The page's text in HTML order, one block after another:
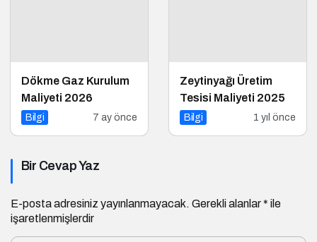
Dökme Gaz Kurulum
Maliyeti 2026
Bilgi 7 ay önce
Zeytinyağı Üretim
Tesisi Maliyeti 2025
Bilgi 1 yıl önce
Bir Cevap Yaz
E-posta adresiniz yayınlanmayacak. Gerekli alanlar* ile
işaretlenmişlerdir